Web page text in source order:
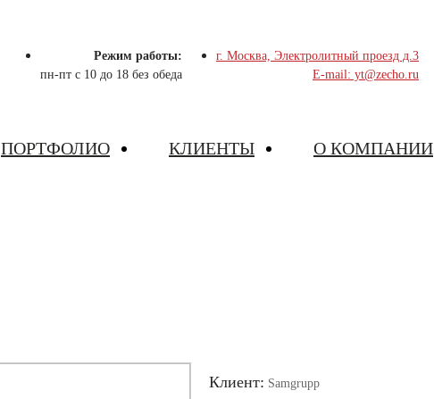
Режим работы:
пн-пт с 10 до 18 без обеда
г. Москва, Электролитный проезд д.3
E-mail: yt@zecho.ru
ПОРТФОЛИО КЛИЕНТЫ О КОМПАНИИ
Клиент: Samgrupp